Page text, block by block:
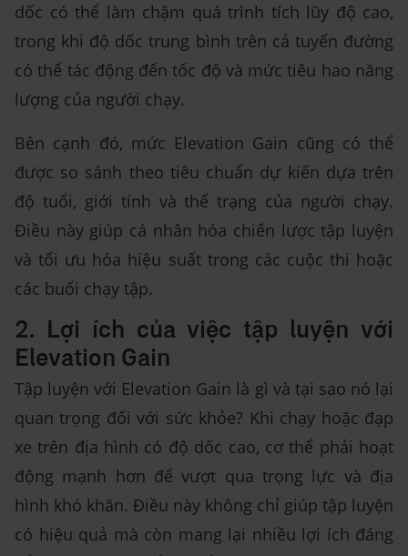
dốc có thể làm chậm quá trình tích lũy độ cao,
trong khi độ dốc trung bình trên cả tuyến đường
có thể tác động đến tốc độ và mức tiêu hao năng
lượng của người chạy.
Bên cạnh đó, mức Elevation Gain cũng có thể
được so sánh theo tiêu chuẩn dự kiến dựa trên
độ tuổi, giới tính và thể trạng của người chạy.
Điều này giúp cá nhân hóa chiến lược tập luyện
và tối ưu hóa hiệu suất trong các cuộc thi hoặc
các buổi chạy tập.
2. Lợi ích của việc tập luyện với
Elevation Gain
Tập luyện với Elevation Gain là gì và tại sao nó lại
quan trọng đối với sức khỏe? Khi chạy hoặc đạp
xe trên địa hình có độ dốc cao, cơ thể phải hoạt
động mạnh hơn để vượt qua trọng lực và địa
hình khó khăn. Điều này không chỉ giúp tập luyện
có hiệu quả mà còn mang lại nhiều lợi ích đáng